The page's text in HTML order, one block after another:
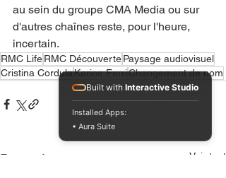
au sein du groupe CMA Media ou sur
d'autres chaînes reste, pour l'heure,
incertain.
RMC LifeRMC DécouvertePaysage audiovisuel
Cristina CordulaKarine FerriChangement de nom
Posts récents Voir tout
Built with Interactive Studio
Installed Apps:
• Aura Suite